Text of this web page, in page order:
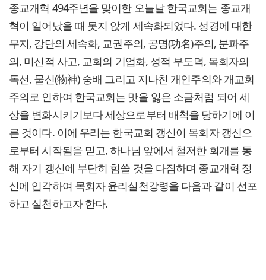
종교개혁 494주년을 맞이한 오늘날 한국교회는 종교개
혁이 일어났을 때 못지 않게 세속화되었다. 성경에 대한
무지, 강단의 세속화, 교권주의, 공명(功名)주의, 분파주
의, 미신적 사고, 교회의 기업화, 성적 부도덕, 목회자의
독선, 물신(物神) 숭배 그리고 지나친 개인주의와 개교회
주의로 인하여 한국교회는 맛을 잃은 소금처럼 되어 세
상을 변화시키기보다 세상으로부터 배척을 당하기에 이
른 것이다. 이에 우리는 한국교회 갱신이 목회자 갱신으
로부터 시작됨을 믿고, 하나님 앞에서 철저한 회개를 통
해 자기 갱신에 부단히 힘쓸 것을 다짐하며 종교개혁 정
신에 입각하여 목회자 윤리실천강령을 다음과 같이 선포
하고 실천하고자 한다.